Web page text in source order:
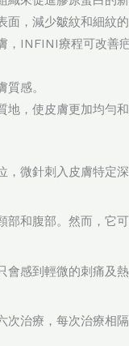
，減少皺紋和細紋的
，INFINI療程可改善
感。
，使皮膚更加均勻和
微針刺入皮膚特定
和腹部。然而，它
感到輕微的刺痛及熱
治療，每次治療相